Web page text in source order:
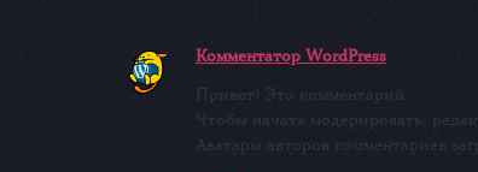
Комментатор WordPress
Привет! Это комментарий.
Чтобы начать модерировать,
Аватары авторов комментариев